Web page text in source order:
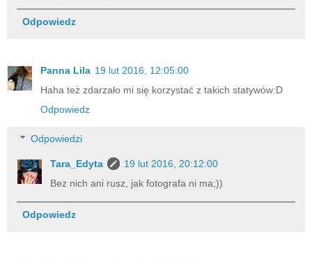
Odpowiedz
Panna Lila 19 lut 2016, 12:05:00
Haha też zdarzało mi się korzystać z takich statywów:D
Odpowiedz
Odpowiedzi
Tara_Edyta
19 lut 2016, 20:12:00
Bez nich ani rusz, jak fotografa ni ma;))
Odpowiedz